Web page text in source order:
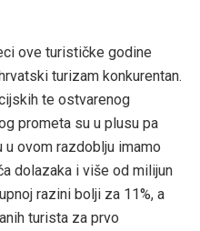
ove turističke godine
turizam konkurentan.
te ostvarenog
prometa su u plusu pa
u ovom razdoblju imamo
dolazaka i više od milijun
razini bolji za 11%, a
turista za prvo